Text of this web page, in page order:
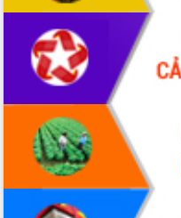
Phó Bí thư Tỉnh ủy Đắk Lắk Đỗ Hữu
Huy giữ chức Bí thư Đảng ủy Ủy Ban
Nhân dân tỉnh
Bệnh án điện tử thúc đẩy chuyển đổi
số y tế tại Đắk Lắk
Chuyển đổi số thư viện: Mở rộng
không gian tri thức trong thời đại số
Đánh giá, rút kinh nghiệm công tác tổ
chức diễn tập trước ngày bầu cử
Chương trình “Gặp gỡ hữu nghị –
Friendship Meeting New Year 2026”